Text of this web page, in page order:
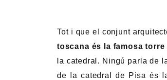
Tot i que el conjunt
toscana és la famosa
la catedral. Ningú parla de
de la catedral de Pisa és